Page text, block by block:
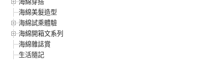
海綿美髮造型
海綿試乘體驗
海綿開箱文系列
海綿雜誌賞
生活隨記